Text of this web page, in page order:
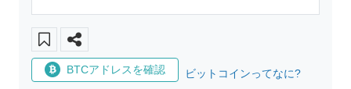
BTCアドレスを確認 ビットコインってなに?